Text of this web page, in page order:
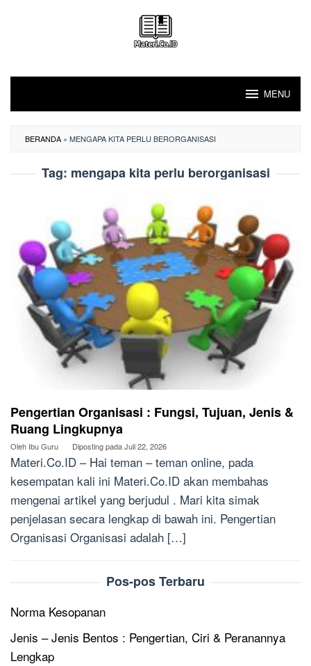
MENU
BERANDA » MENGAPA KITA PERLU BERORGANISASI
Tag: mengapa kita perlu berorganisasi
Pengertian Organisasi : Fungsi, Tujuan, Jenis &
Ruang Lingkupnya
Oleh Ibu Guru Diposting padaJuli 22, 2026
Materi.Co.ID – Hai teman – teman online, pada
kesempatan kali ini Materi.Co.ID akan membahas
mengenai artikel yang berjudul . Mari kita simak
penjelasan secara lengkap di bawah ini. Pengertian
Organisasi Organisasi adalah […]
Pos-pos Terbaru
Norma Kesopanan
Jenis – Jenis Bentos : Pengertian, Ciri & Peranannya
Lengkap